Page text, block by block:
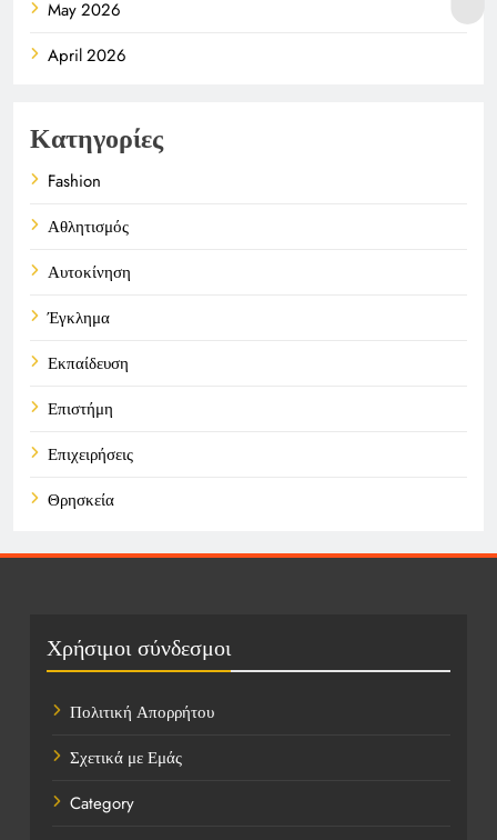
May 2026
April 2026
Κατηγορίες
Fashion
Αθλητισμός
Αυτοκίνηση
Έγκλημα
Εκπαίδευση
Επιστήμη
Επιχειρήσεις
Θρησκεία
Πολιτική
Υγεία
Ψυχαγωγία
Χρήσιμοι σύνδεσμοι
Πολιτική Απορρήτου
Σχετικά με Εμάς
Category